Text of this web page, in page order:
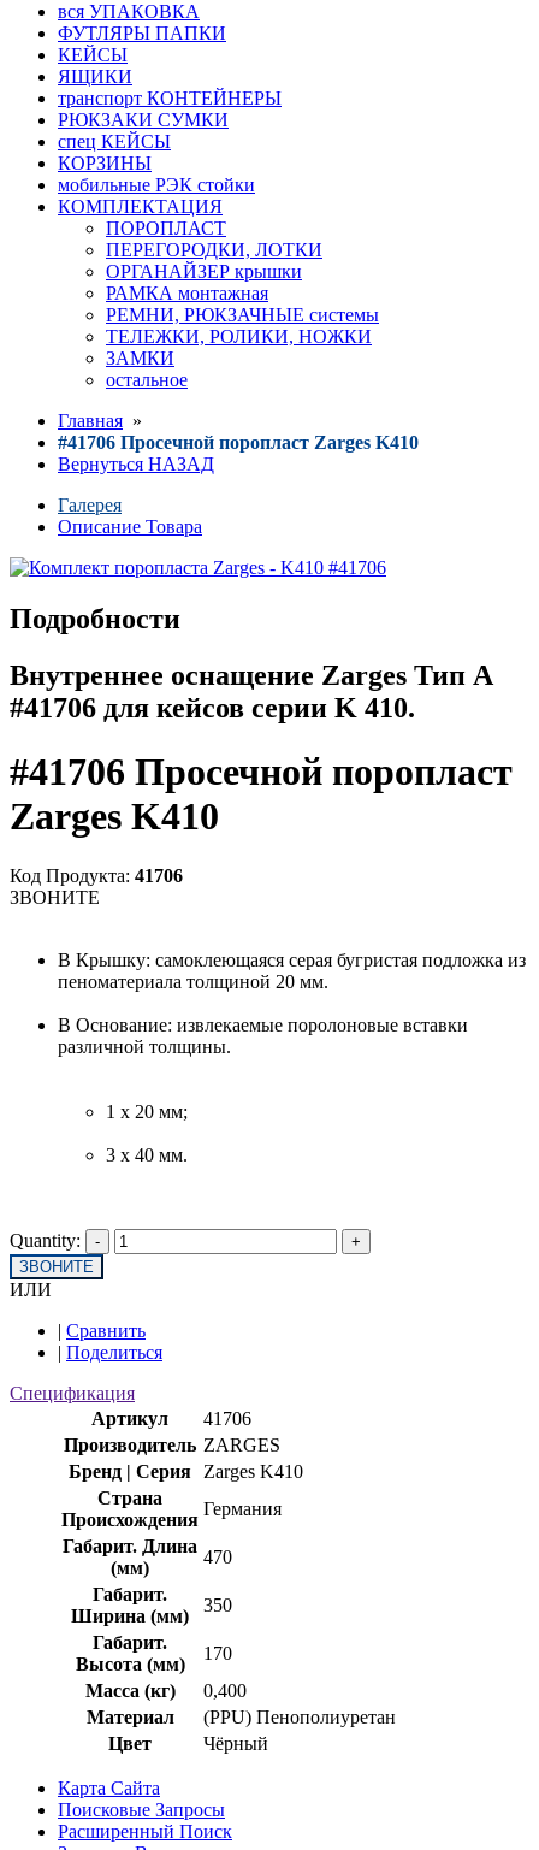
вся УПАКОВКА
ФУТЛЯРЫ ПАПКИ
КЕЙСЫ
ЯЩИКИ
транспорт КОНТЕЙНЕРЫ
РЮКЗАКИ СУМКИ
спец КЕЙСЫ
КОРЗИНЫ
мобильные РЭК стойки
КОМПЛЕКТАЦИЯ
ПОРОПЛАСТ
ПЕРЕГОРОДКИ, ЛОТКИ
ОРГАНАЙЗЕР крышки
РАМКА монтажная
РЕМНИ, РЮКЗАЧНЫЕ системы
ТЕЛЕЖКИ, РОЛИКИ, НОЖКИ
ЗАМКИ
остальное
Главная »
#41706 Просечной поропласт Zarges K410
Вернуться НАЗАД
Галерея
Описание Товара
Подробности
Внутреннее оснащение Zarges Тип А
#41706 для кейсов серии K 410.
#41706 Просечной поропласт
Zarges K410
Код Продукта: 41706
ЗВОНИТЕ
В Крышку: самоклеющаяся серая бугристая подложка из
пеноматериала толщиной 20 мм.
В Основание: извлекаемые поролоновые вставки
различной толщины.
1 x 20 мм;
3 x 40 мм.
Quantity:
ЗВОНИТЕ
ИЛИ
| Сравнить
| Поделиться
Спецификация
Артикул
41706
Производитель ZARGES
Бренд | Серия
Zarges K410
Страна
Происхождения
Германия
Габарит. Длина
(мм)
470
Габарит.
Ширина (мм)
350
Габарит.
Высота (мм)
170
Масса (кг)
0,400
Материал
(PPU) Пенополиуретан
Цвет
Чёрный
Карта Сайта
Поисковые Запросы
Расширенный Поиск